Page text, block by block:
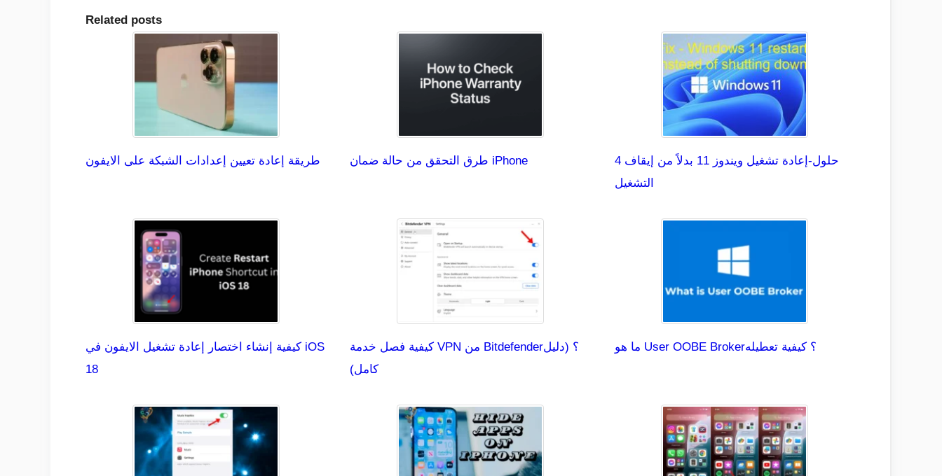
Related posts
طريقة إعادة تعيين إعدادات الشبكة على الايفون طرق التحقق من حالة ضمان iPhone
4 حلول-إعادة تشغيل ويندوز 11 بدلاً من إيقاف
التشغيل
كيفية إنشاء اختصار إعادة تشغيل الايفون في iOS
18
كيفية فصل خدمة VPN من Bitdefender؟ (دليل
كامل)
ما هو User OOBE Broker؟ كيفية تعطيله